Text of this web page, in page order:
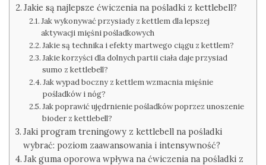
Jakie są najlepsze ćwiczenia na pośladki z kettlebell?
Jak wykonywać przysiady z kettlem dla lepszej
aktywacji mięśni pośladkowych
Jakie są technika i efekty martwego ciągu z kettlem?
Jakie korzyści dla dolnych partii ciała daje przysiad
sumo z kettlebell?
Jak wypad boczny z kettlem wzmacnia mięśnie
pośladków i nóg?
Jak poprawić ujędrnienie pośladków poprzez unoszenie
bioder z kettlebell?
Jaki program treningowy z kettlebell na pośladki
wybrać: poziom zaawansowania i intensywność?
Jak guma oporowa wpływa na ćwiczenia na pośladki z